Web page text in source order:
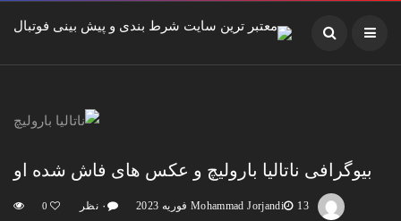
بیوگرافی ناتالیا بارولیچ و عکس های فاش شده او
Mohammad Jorjandi 13 فوریه 2023 ۰ نظر 0